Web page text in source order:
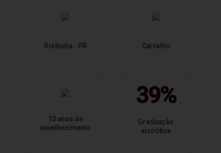
Rolândia - PR Carvalho
10 anos de
envelhecimento
39%
Graduação
alcoólica